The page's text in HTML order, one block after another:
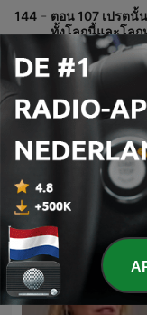
144 - ตอน 107 เปรตนั้
ทั้งโลกนี้และโล
(หลวงพ่อวิริยังค์
08 mrt. 2026
Meer
Meer
podcasts